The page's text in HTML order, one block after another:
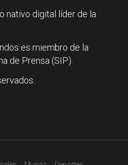
nativo digital líder de la
es miembro de la
de Prensa (SIP).